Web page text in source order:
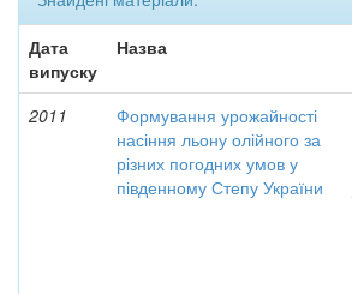
Дата
випуску
Назва
2011
Формування урожайності
насіння льону олійного за
різних погодних умов у
південному Степу України